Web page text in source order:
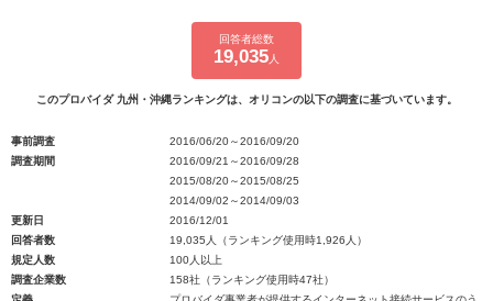
回答者総数
19,035 人
このプロバイダ 九州・沖縄ランキングは、オリコンの以下の調査に基づいています。
事前調査
2016/06/20～2016/09/20
調査期間
2016/09/21～2016/09/28
2015/08/20～2015/08/25
2014/09/02～2014/09/03
更新日
2016/12/01
回答者数
19,035人（ランキング使用時1,926人）
規定人数
100人以上
調査企業数
158社（ランキング使用時47社）